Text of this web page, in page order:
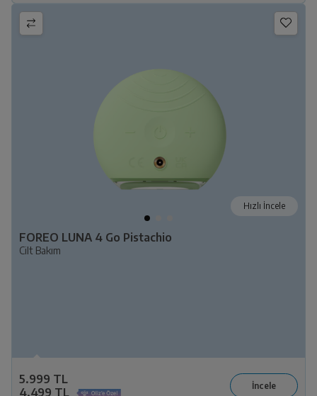
Hızlı İncele
FOREO LUNA 4 Go Pistachio
Cilt Bakım
5.999 TL
4.499 TL